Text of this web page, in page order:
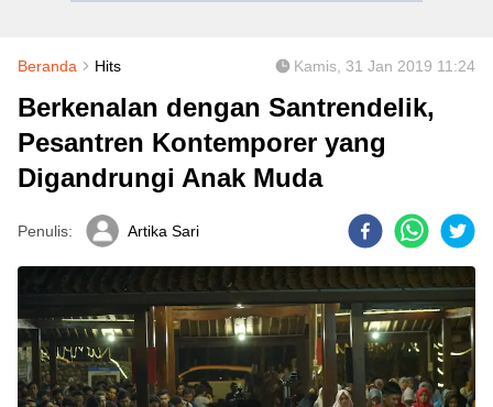
Beranda Hits Kamis, 31 Jan 2019 11:24
Berkenalan dengan Santrendelik,
Pesantren Kontemporer yang
Digandrungi Anak Muda
Penulis: Artika Sari